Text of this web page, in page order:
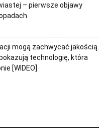
– pierwsze objawy
mogą zachwycać jakością.
technologię, która
[WIDEO]